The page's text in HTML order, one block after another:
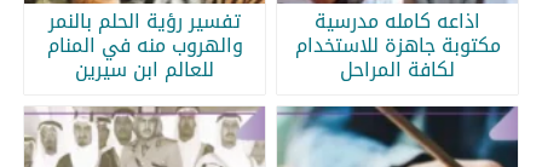
اذاعه كامله مدرسية
مكتوبة جاهزة للاستخدام
لكافة المراحل
تفسير رؤية الحلم بالنمر
والهروب منه في المنام
للعالم ابن سيرين